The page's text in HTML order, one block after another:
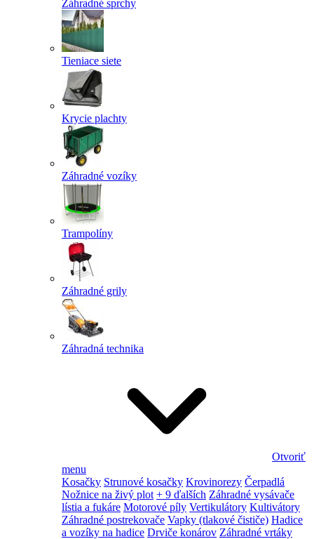
Záhradné sprchy
Tieniace siete
Krycie plachty
Záhradné vozíky
Trampolíny
Záhradné grily
Záhradná technika
Otvoriť
menu
Kosačky Strunové kosačky Krovinorezy Čerpadlá
Nožnice na živý plot + 9 ďalších Záhradné vysávače
lístia a fukáre Motorové píly Vertikulátory Kultivátory
Záhradné postrekovače Vapky (tlakové čističe) Hadice
a vozíky na hadice Drviče konárov Záhradné vrtáky